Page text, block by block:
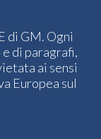
di GM. Ogni
di paragrafi,
ai sensi
Europea sul